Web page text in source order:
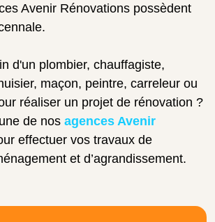
Avenir Rénovations possèdent
d'un plombier, chauffagiste,
maçon, peintre, carreleur ou
réaliser un projet de rénovation ?
de nos agences Avenir
effectuer vos travaux de
et d’agrandissement.